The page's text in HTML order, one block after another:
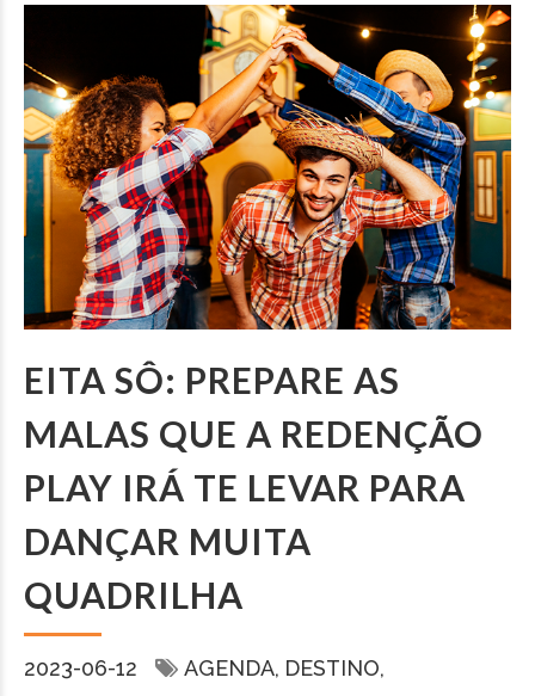
EITA SÔ: PREPARE AS
MALAS QUE A REDENÇÃO
PLAY IRÁ TE LEVAR PARA
DANÇAR MUITA
QUADRILHA
2023-06-12 AGENDA DESTINO